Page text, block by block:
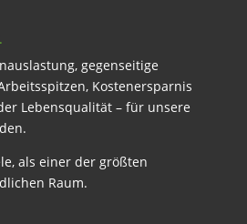
gegenseitige
Kostenersparnis
Lebensqualität – für unsere
als einer der größten
Raum.